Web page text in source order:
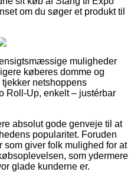
om du søger et produkt til
muligheder
køberes domme og
netshoppens
Roll-Up, enkelt – justérbar
absolut gode genveje til at
popularitet. Foruden
som giver folk mulighed for at
som ydermere
glade kunderne er.